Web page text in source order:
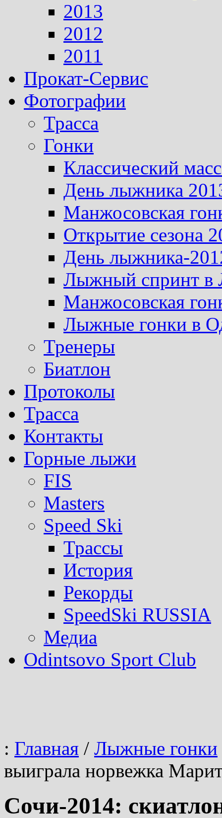
2013
2012
2011
Прокат-Сервис
Фотографии
Трасса
Гонки
Классический
День лыжника
Манжосовская
Открытие сезона
День лыжника-
Лыжный спринт в
Манжосовская
Лыжные гонки в
Тренеры
Биатлон
Протоколы
Трасса
Контакты
Горные лыжи
FIS
Masters
Speed Ski
Трассы
История
Рекорды
SpeedSki RUSSIA
Медиа
Odintsovo Sport Club
: Главная / Лыжные гонки
выиграла норвежка
Сочи-2014: